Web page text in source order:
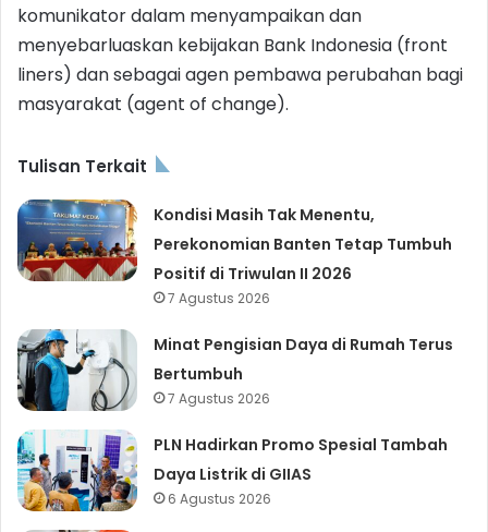
komunikator dalam menyampaikan dan
menyebarluaskan kebijakan Bank Indonesia (front
liners) dan sebagai agen pembawa perubahan bagi
masyarakat (agent of change).
Tulisan Terkait
Kondisi Masih Tak Menentu,
Perekonomian Banten Tetap Tumbuh
Positif di Triwulan II 2026
7 Agustus 2026
Minat Pengisian Daya di Rumah Terus
Bertumbuh
7 Agustus 2026
PLN Hadirkan Promo Spesial Tambah
Daya Listrik di GIIAS
6 Agustus 2026